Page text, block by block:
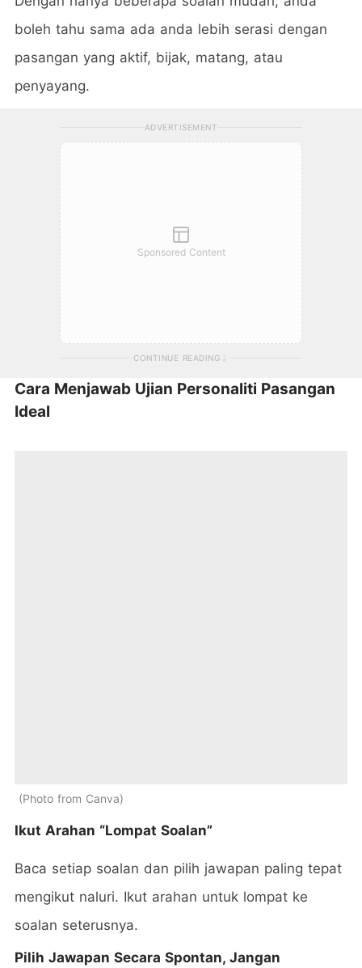
boleh tahu sama ada anda lebih serasi dengan
pasangan yang aktif, bijak, matang, atau
penyayang.
ADVERTISEMENT
Sponsored Content
CONTINUE READING
Cara Menjawab Ujian Personaliti Pasangan
Ideal
Photo from Canva
Ikut Arahan “Lompat Soalan”
Baca setiap soalan dan pilih jawapan paling tepat
mengikut naluri. Ikut arahan untuk lompat ke
soalan seterusnya.
Pilih Jawapan Secara Spontan, Jangan